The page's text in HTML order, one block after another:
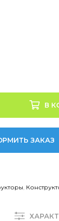
В
ЗАКАЗ